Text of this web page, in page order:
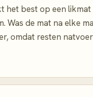
het best op een likmat
Was de mat na elke
omdat resten